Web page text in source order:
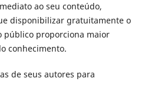
ao seu conteúdo,
disponibilizar gratuitamente o
público proporciona maior
conhecimento.
de seus autores para